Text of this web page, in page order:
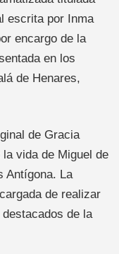
escrita por Inma
encargo de la
en los
de Henares,
de Gracia
vida de Miguel de
Antígona. La
de realizar
de la